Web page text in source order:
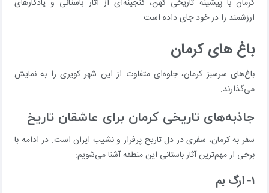
کرمان با پیشینه تاریخی کهن، گنجینه‌ای از آثار باستانی و یادگارهای
ارزشمند را در خود جای داده است.
باغ های کرمان
باغ‌های سرسبز کرمان، جلوه‌ای متفاوت از این شهر کویری را به نمایش
می‌گذارند.
جاذبه‌های تاریخی کرمان برای عاشقان تاریخ
سفر به کرمان، سفری در دل تاریخ پرفراز و نشیب ایران است. در ادامه با
برخی از مهم‌ترین آثار باستانی این منطقه آشنا می‌شویم:
۱- ارگ بم